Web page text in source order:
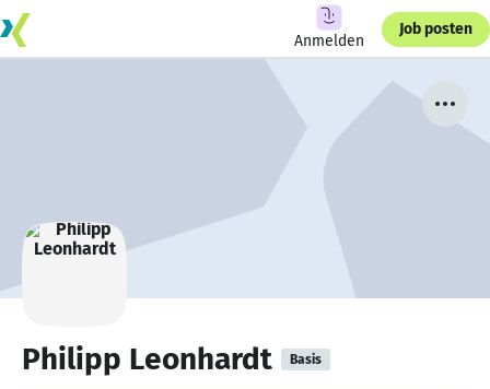
Anmelden
Job posten
Philipp Leonhardt Basis